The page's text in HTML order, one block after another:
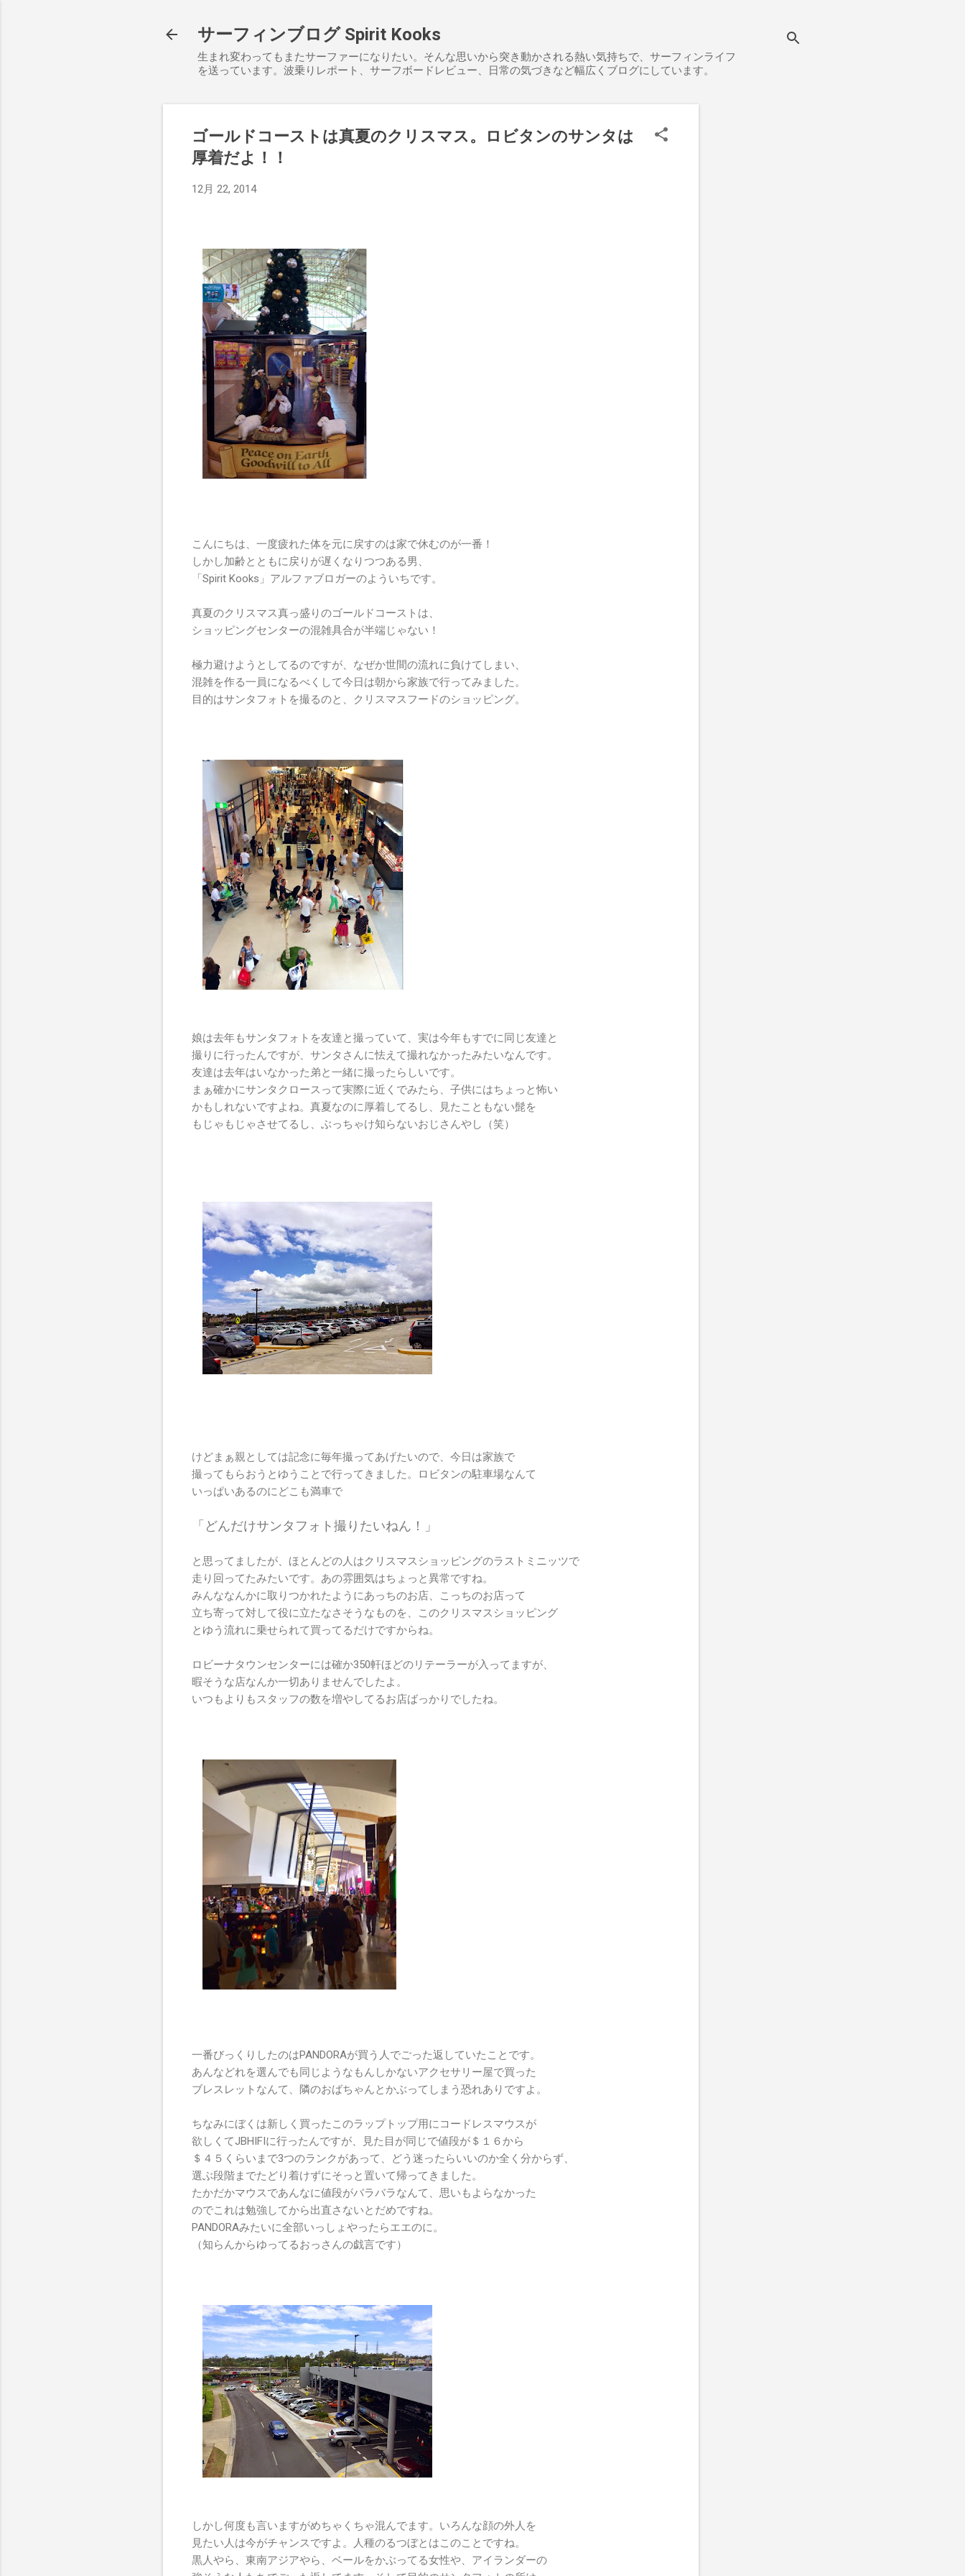
サーフィンブログ Spirit Kooks
生まれ変わってもまたサーファーになりたい。そんな思いから突き動かされる熱い気持ちで、サーフィンライフ
を送っています。波乗りレポート、サーフボードレビュー、日常の気づきなど幅広くブログにしています。
ゴールドコーストは真夏のクリスマス。ロビタンのサンタは
厚着だよ！！
12月 22, 2014
こんにちは、一度疲れた体を元に戻すのは家で休むのが一番！
しかし加齢とともに戻りが遅くなりつつある男、
「Spirit Kooks」アルファブロガーのよういちです。
真夏のクリスマス真っ盛りのゴールドコーストは、
ショッピングセンターの混雑具合が半端じゃない！
極力避けようとしてるのですが、なぜか世間の流れに負けてしまい、
混雑を作る一員になるべくして今日は朝から家族で行ってみました。
目的はサンタフォトを撮るのと、クリスマスフードのショッピング。
娘は去年もサンタフォトを友達と撮っていて、実は今年もすでに同じ友達と
撮りに行ったんですが、サンタさんに怯えて撮れなかったみたいなんです。
友達は去年はいなかった弟と一緒に撮ったらしいです。
まぁ確かにサンタクロースって実際に近くでみたら、子供にはちょっと怖い
かもしれないですよね。真夏なのに厚着してるし、見たこともない髭を
もじゃもじゃさせてるし、ぶっちゃけ知らないおじさんやし（笑）
けどまぁ親としては記念に毎年撮ってあげたいので、今日は家族で
撮ってもらおうとゆうことで行ってきました。ロビタンの駐車場なんて
いっぱいあるのにどこも満車で
「どんだけサンタフォト撮りたいねん！」
と思ってましたが、ほとんどの人はクリスマスショッピングのラストミニッツで
走り回ってたみたいです。あの雰囲気はちょっと異常ですね。
みんななんかに取りつかれたようにあっちのお店、こっちのお店って
立ち寄って対して役に立たなさそうなものを、このクリスマスショッピング
とゆう流れに乗せられて買ってるだけですからね。
ロビーナタウンセンターには確か350軒ほどのリテーラーが入ってますが、
暇そうな店なんか一切ありませんでしたよ。
いつもよりもスタッフの数を増やしてるお店ばっかりでしたね。
一番びっくりしたのはPANDORAが買う人でごった返していたことです。
あんなどれを選んでも同じようなもんしかないアクセサリー屋で買った
ブレスレットなんて、隣のおばちゃんとかぶってしまう恐れありですよ。
ちなみにぼくは新しく買ったこのラップトップ用にコードレスマウスが
欲しくてJBHIFIに行ったんですが、見た目が同じで値段が＄１６から
＄４５くらいまで3つのランクがあって、どう迷ったらいいのか全く分からず、
選ぶ段階までたどり着けずにそっと置いて帰ってきました。
たかだかマウスであんなに値段がバラバラなんて、思いもよらなかった
のでこれは勉強してから出直さないとだめですね。
PANDORAみたいに全部いっしょやったらエエのに。
（知らんからゆってるおっさんの戯言です）
しかし何度も言いますがめちゃくちゃ混んでます。いろんな顔の外人を
見たい人は今がチャンスですよ。人種のるつぼとはこのことですね。
黒人やら、東南アジアやら、ベールをかぶってる女性や、アイランダーの